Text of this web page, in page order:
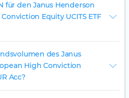
für den Janus Henderson
Equity UCITS ETF
des Janus
High Conviction
Acc?